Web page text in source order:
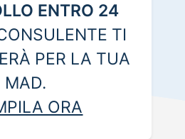
ENTRO 24
TI
PER LA TUA
MAD.
ORA